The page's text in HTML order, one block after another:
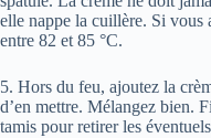
elle nappe la cuillère. Si vous
entre 82 et 85 °C.
5. Hors du feu, ajoutez la
d’en mettre. Mélangez bien.
tamis pour retirer les